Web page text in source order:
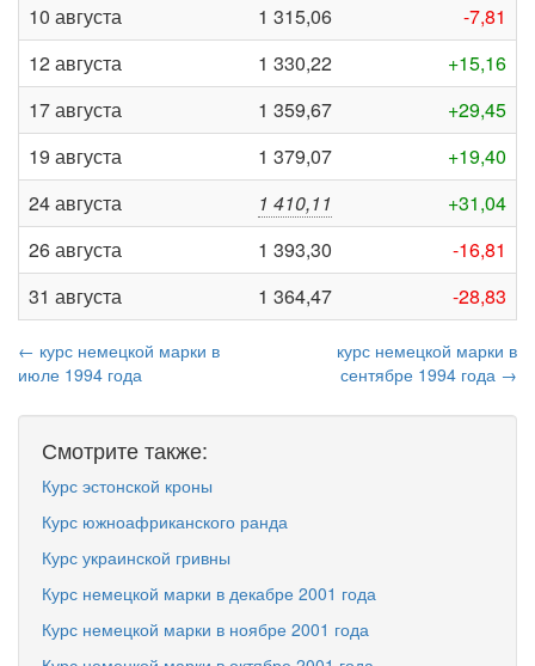
10 августа
1 315,06
-7,81
12 августа
1 330,22
+15,16
17 августа
1 359,67
+29,45
19 августа
1 379,07
+19,40
24 августа
1 410,11
+31,04
26 августа
1 393,30
-16,81
31 августа
1 364,47 -28,83
← курс немецкой марки в
июле 1994 года
курс немецкой марки в
сентябре 1994 года →
Смотрите также:
Курс эстонской кроны
Курс южноафриканского ранда
Курс украинской гривны
Курс немецкой марки в декабре 2001 года
Курс немецкой марки в ноябре 2001 года